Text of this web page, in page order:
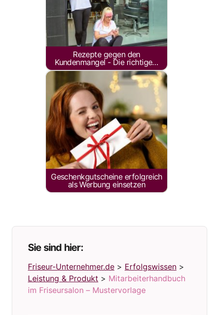
Rezepte gegen den
Kundenmangel - Die richtige…
Geschenkgutscheine erfolgreich
als Werbung einsetzen
Sie sind hier:
Friseur-Unternehmer.de > Erfolgswissen >
Leistung & Produkt > Mitarbeiterhandbuch
im Friseursalon – Mustervorlage